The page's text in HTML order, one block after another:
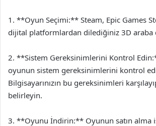
1. **Oyun Seçimi:** Steam, Epic Games
dijital platformlardan dilediğiniz 3D araba
2. **Sistem Gereksinimlerini Kontrol
oyunun sistem gereksinimlerini kontrol
Bilgisayarınızın bu gereksinimleri
belirleyin.
3. **Oyunu İndirin:** Oyunun satın alma